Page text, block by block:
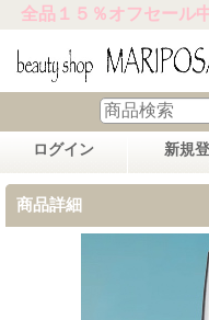
全品１５％オフセール
ログイン 新規
商品詳細